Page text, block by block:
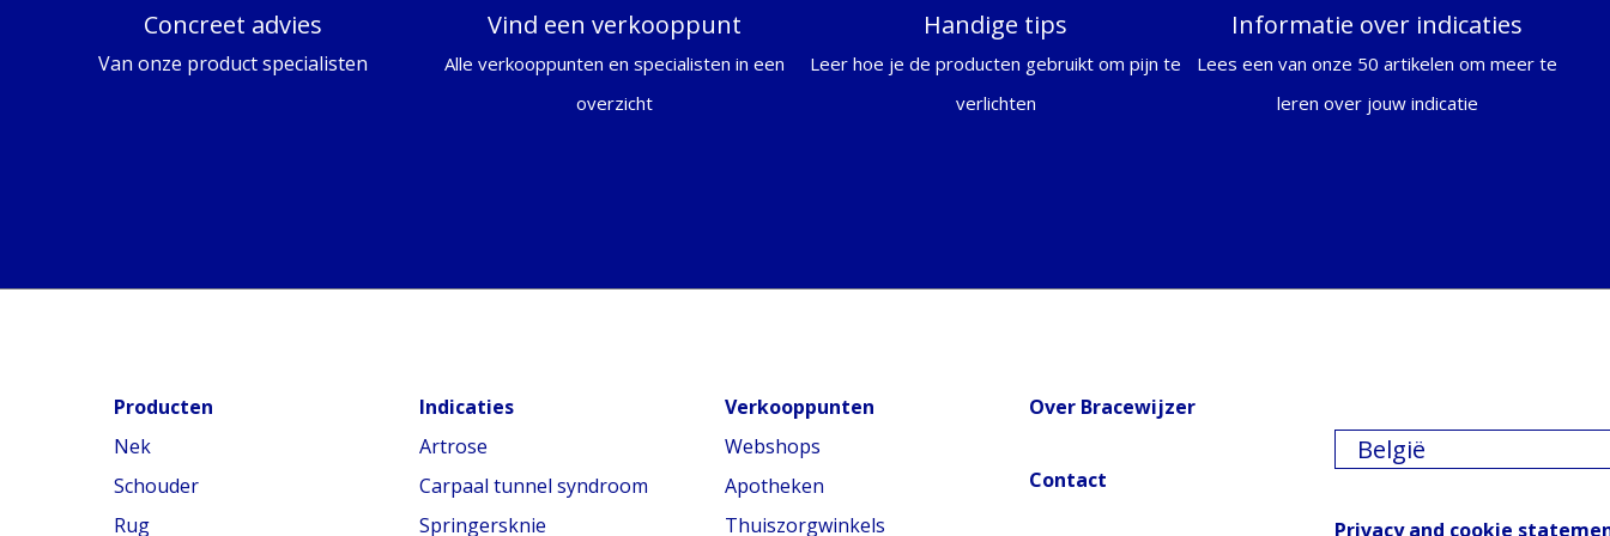
Concreet advies
Van onze product specialisten
Vind een verkooppunt
Alle verkooppunten en specialisten in een
overzicht
Handige tips
Leer hoe je de producten gebruikt om pijn te
verlichten
Informatie over indicaties
Lees een van onze 50 artikelen om meer te
leren over jouw indicatie
Producten
Nek
Schouder
Rug
Indicaties
Artrose
Carpaal tunnel syndroom
Springersknie
Verkooppunten
Webshops
Apotheken
Thuiszorgwinkels
Over Bracewijzer
Contact
België
Privacy and cookie